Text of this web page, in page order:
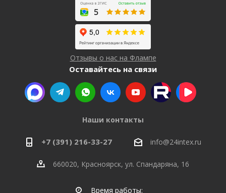
Отзывы о нас на Флампе
Оставайтесь на связи
Наши контакты
+7 (391) 216-33-27 info@24intex.ru
660020, Красноярск, ул. Спандаряна, 16
Время работы: